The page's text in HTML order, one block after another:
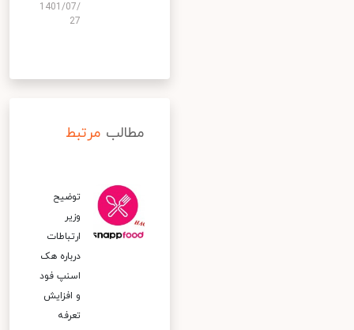
1401/07/
27
مطالب مرتبط
توضیح
وزیر
ارتباطات
درباره هک
اسنپ‌ فود
و افزایش
تعرفه